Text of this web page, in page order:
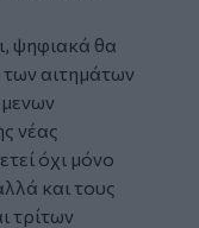
ψηφιακά θα
των αιτημάτων
νέας
όχι μόνο
και τους
τρίτων